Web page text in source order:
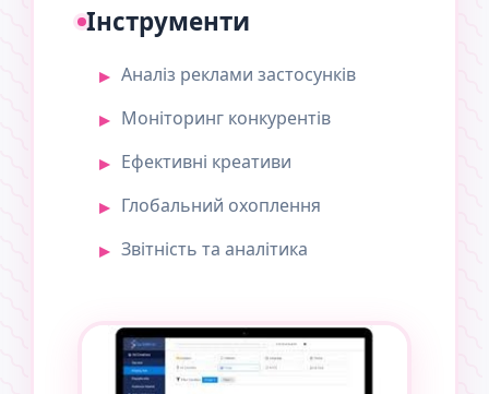
Інструменти
Аналіз реклами застосунків
Моніторинг конкурентів
Ефективні креативи
Глобальний охоплення
Звітність та аналітика